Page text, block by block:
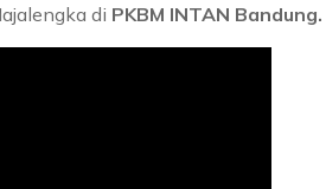
di PKBM INTAN Bandung.